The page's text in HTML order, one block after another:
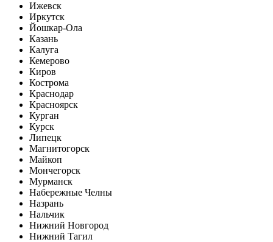
Ижевск
Иркутск
Йошкар-Ола
Казань
Калуга
Кемерово
Киров
Кострома
Краснодар
Красноярск
Курган
Курск
Липецк
Магнитогорск
Майкоп
Мончегорск
Мурманск
Набережные Челны
Назрань
Нальчик
Нижний Новгород
Нижний Тагил